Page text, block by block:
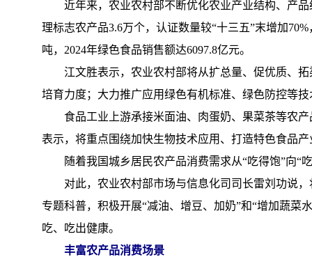
近年来，农业农村部不断优化农业产业结构、产品
理标志农产品3.6万个，认证数量较“十三五”末增加
吨，2024年绿色食品销售额达6097.8亿元。
江文胜表示，农业农村部将从扩总量、促优质、拓
培育力度；大力推广应用绿色有机标准、绿色防控等
食品工业上游承接米面油、肉蛋奶、果菜茶等农产
表示，将重点围绕加快生物技术应用、打造特色食品
随着我国城乡居民农产品消费需求从“吃得饱”向“
对此，农业农村部市场与信息化司司长雷刘功说，
专题科普，积极开展“减油、增豆、加奶”和“增加蔬菜
吃、吃出健康。
丰富农产品消费场景